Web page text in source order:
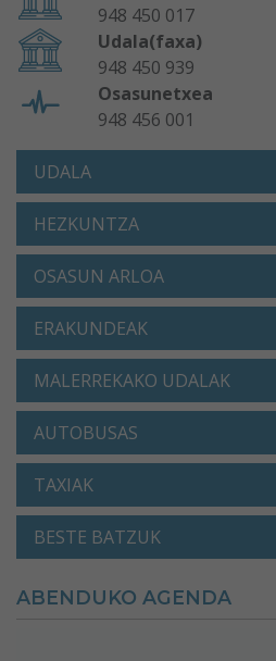
948 450 017
Udala(faxa)
948 450 939
Osasunetxea
948 456 001
UDALA
HEZKUNTZA
OSASUN ARLOA
ERAKUNDEAK
MALERREKAKO UDALAK
AUTOBUSAS
TAXIAK
BESTE BATZUK
ABENDUKO AGENDA